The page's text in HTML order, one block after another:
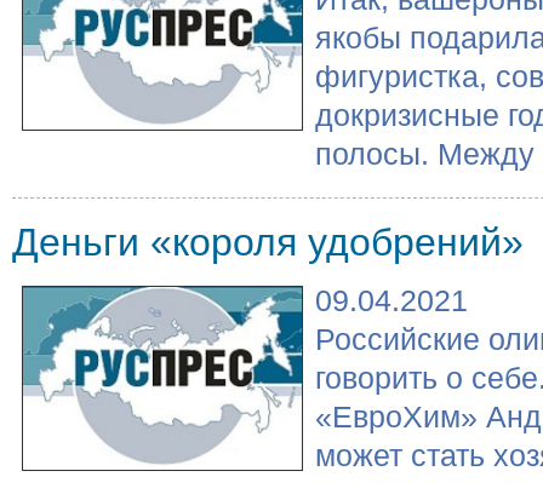
якобы
фигуристка,
докризисные
полосы. Между
Деньги «короля удобрений»
09.04.2021
Российские
говорить о
«ЕвроХим»
может стать